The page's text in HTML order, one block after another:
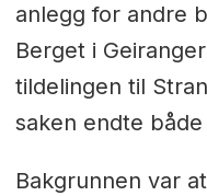
anlegg for andre
Berget i
tildelingen til
saken endte
Bakgrunnen var